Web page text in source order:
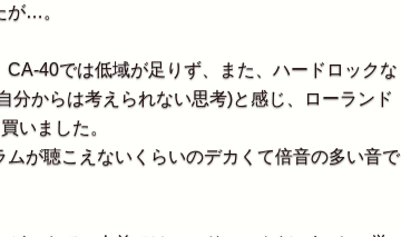
が…。
40では低域が足りず、また、ハードロックな
分からは考えられない思考)と感じ、ローランド
いました。
が聴こえないくらいのデカくて倍音の多い音で